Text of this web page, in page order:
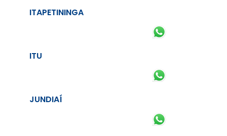
ITAPETININGA
ITU
JUNDIAÍ